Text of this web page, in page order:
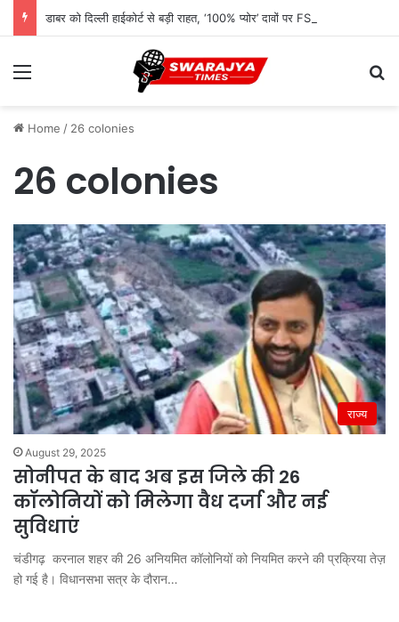
Menu
Home / 26 colonies
26 colonies
राज्य
August 29, 2025
सोनीपत के बाद अब इस जिले की 26
कॉलोनियों को मिलेगा वैध दर्जा और नई
सुविधाएं
चंडीगढ़ करनाल शहर की 26 अनियमित कॉलोनियों को नियमित करने की प्रक्रिया तेज़
हो गई है। विधानसभा सत्र के दौरान…